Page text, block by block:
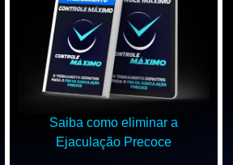
Saiba como eliminar a
Ejaculação Precoce